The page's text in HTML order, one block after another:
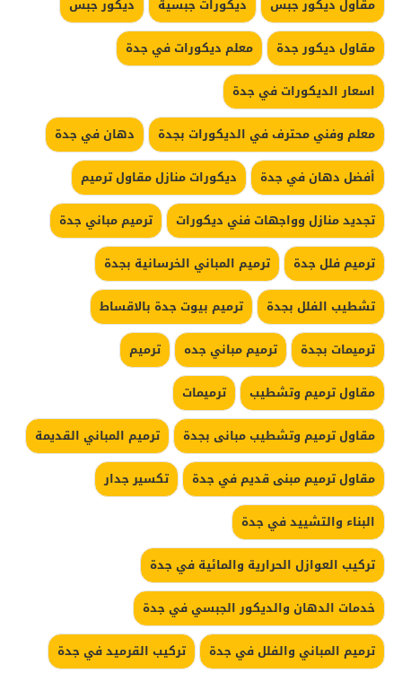
مقاول ديكور جبس
ديكورات جبسية
ديكور جبس
مقاول ديكور جدة
معلم ديكورات في جدة
اسعار الديكورات في جدة
معلم وفني محترف في الديكورات بجدة
دهان في جدة
أفضل دهان في جدة
ديكورات منازل مقاول ترميم
تجديد منازل وواجهات فني ديكورات
ترميم مباني جدة
ترميم فلل جدة
ترميم المباني الخرسانية بجدة
تشطيب الفلل بجدة
ترميم بيوت جدة بالاقساط
ترميمات بجدة
ترميم مباني جده
ترميم
مقاول ترميم وتشطيب
ترميمات
مقاول ترميم وتشطيب مبانى بجدة
ترميم المباني القديمة
مقاول ترميم مبنى قديم في جدة
تكسير جدار
البناء والتشييد في جدة
تركيب العوازل الحرارية والمائية في جدة
خدمات الدهان والديكور الجبسي في جدة
ترميم المباني والفلل في جدة
تركيب القرميد في جدة